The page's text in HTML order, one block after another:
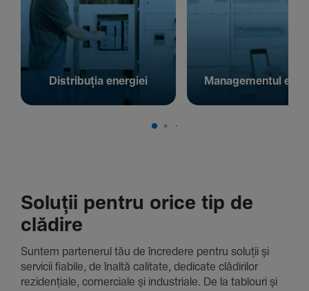
Distribuția energiei Managementul
Soluții pentru orice tip de
clădire
Suntem parte­nerul tău de încre­dere pentru soluții și
servicii fiabile, de înaltă cali­tate, dedi­cate clădi­rilor
rezi­den­țiale, comer­ciale și indus­triale. De la tablouri și